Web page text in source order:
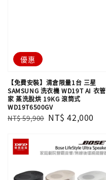
優惠
【免費安裝】清倉限量1台 三星
SAMSUNG 洗衣機 WD19T AI 衣管
家 蒸洗脫烘 19KG 滾筒式
WD19T6500GV
Regular
NT$ 59,900 Sale
NT$ 42,000